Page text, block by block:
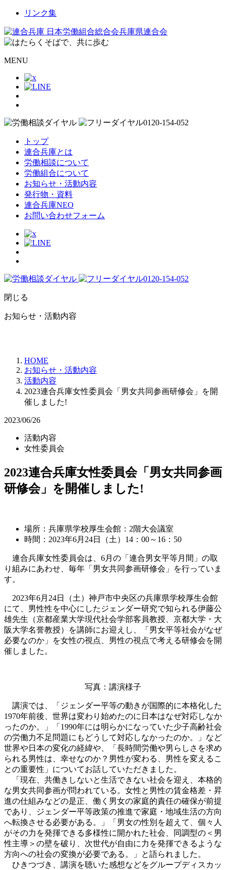
リンク集
MENU
トップ
連合兵庫とは
労働相談について
労働組合について
お知らせ・活動内容
発行物・資料
連合兵庫NEO
お問い合わせフォーム
閉じる
お知らせ・活動内容
HOME
お知らせ・活動内容
活動内容
2023連合兵庫女性委員会「男女共同参画研修会」を開
催しました!
2023/06/26
活動内容
女性委員会
2023連合兵庫女性委員会「男女共同参画
研修会」を開催しました!
場所：兵庫県学校厚生会館：2階大会議室
時間：2023年6月24日（土）14：00～16：50
連合兵庫女性委員会は、6月の「連合男女平等月間」の取
り組みにあわせ、毎年「男女共同参画研修会」を行っていま
す。
2023年6月24日（土）神戸市中央区の兵庫県学校厚生会館
にて、男性性を中心にしたジェンダー研究で知られる伊藤公
雄先生（京都産業大学現代社会学部客員教授、京都大学・大
阪大学名誉教授）を講師にお迎えし、「男女平等社会がなぜ
必要なのか」を女性の視点、男性の視点で考える研修会を開
催しました。
写真：講演様子
講演では、「ジェンダー平等の動きが国際的に本格化した
1970年前後、世界は変わり始めたのに日本はなぜ対応しなか
ったのか。」「1990年には明らかになっていた少子高齢社会
の労働力不足問題にもどうして対応しなかったのか。」など
世界や日本の変化の経緯や、「長時間労働や男らしさを求め
られる男性は、幸せなのか？男性が変わる、男性を変えるこ
との重要性」についてお話していただきました。
「現在、共働きしないと生活できない社会を迎え、本格的
な男女共同参画が問われている。女性と男性の賃金格差・昇
進の仕組みなどの是正、働く男女の家庭的責任の確保が前提
であり、ジェンダー平等政策の推進で家庭・地域生活の方向
へ転換させる必要がある。」「男女の性別を超えて、個々人
がその力を発揮できる多様性に開かれた社会、同調型の＜男
性主導＞の壁を破り、次世代が自由に力を発揮できるような
方向への社会の変換が必要である。」と語られました。
ひきつづき、講演を聴いた感想などをグループディスカッ